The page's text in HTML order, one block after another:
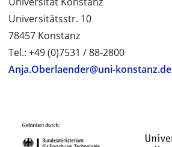
Universitätsstr. 10
78457 Konstanz
Tel.: +49 (0)7531 / 88-2800
Anja.Oberlaender@uni-konstanz.de